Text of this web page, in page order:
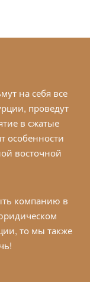
на себя все
проведут
в сжатые
особенности
восточной
компанию в
то мы также